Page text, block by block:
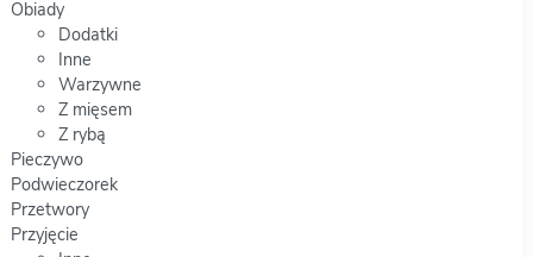
Obiady
Dodatki
Inne
Warzywne
Z mięsem
Z rybą
Pieczywo
Podwieczorek
Przetwory
Przyjęcie